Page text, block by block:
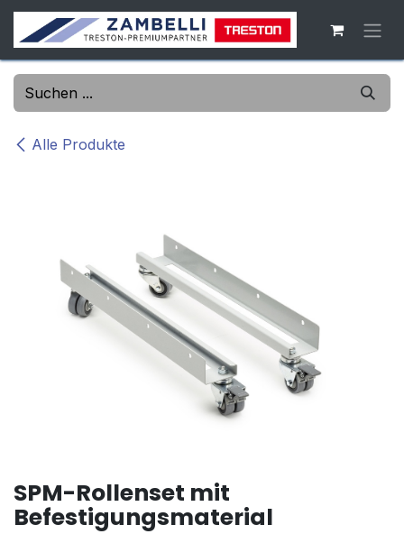
Zum Inhalt springen
Alle Produkte
SPM-Rollenset mit
Befestigungsmaterial